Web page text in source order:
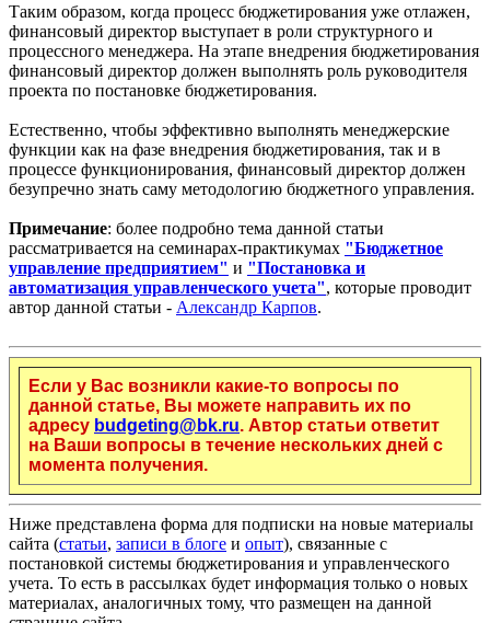
Таким образом, когда процесс бюджетирования уже отлажен,
финансовый директор выступает в роли структурного и
процессного менеджера. На этапе внедрения бюджетирования
финансовый директор должен выполнять роль руководителя
проекта по постановке бюджетирования.
Естественно, чтобы эффективно выполнять менеджерские
функции как на фазе внедрения бюджетирования, так и в
процессе функционирования, финансовый директор должен
безупречно знать саму методологию бюджетного управления.
Примечание: более подробно тема данной статьи
рассматривается на семинарах-практикумах "Бюджетное
управление предприятием" и "Постановка и
автоматизация управленческого учета", которые проводит
автор данной статьи - Александр Карпов.
Если у Вас возникли какие-то вопросы по
данной статье, Вы можете направить их по
адресу budgeting@bk.ru. Автор статьи ответит
на Ваши вопросы в течение нескольких дней с
момента получения.
Ниже представлена форма для подписки на новые материалы
сайта (статьи, записи в блоге и опыт), связанные с
постановкой системы бюджетирования и управленческого
учета. То есть в рассылках будет информация только о новых
материалах, аналогичных тому, что размещен на данной